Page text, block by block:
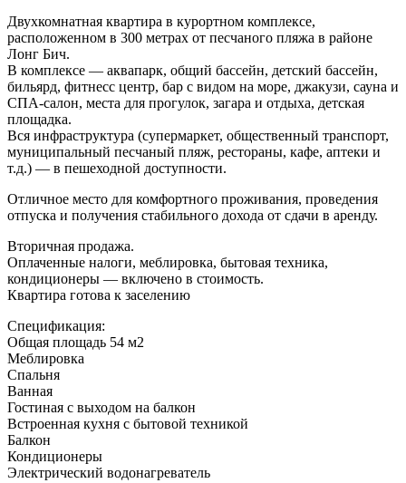
Двухкомнатная квартира в курортном комплексе,
расположенном в 300 метрах от песчаного пляжа в районе
Лонг Бич.
В комплексе — аквапарк, общий бассейн, детский бассейн,
бильярд, фитнесс центр, бар с видом на море, джакузи, сауна и
СПА-салон, места для прогулок, загара и отдыха, детская
площадка.
Вся инфраструктура (супермаркет, общественный транспорт,
муниципальный песчаный пляж, рестораны, кафе, аптеки и
т.д.) — в пешеходной доступности.
Отличное место для комфортного проживания, проведения
отпуска и получения стабильного дохода от сдачи в аренду.
Вторичная продажа.
Оплаченные налоги, меблировка, бытовая техника,
кондиционеры — включено в стоимость.
Квартира готова к заселению
Спецификация:
Общая площадь 54 м2
Меблировка
Спальня
Ванная
Гостиная с выходом на балкон
Встроенная кухня с бытовой техникой
Балкон
Кондиционеры
Электрический водонагреватель